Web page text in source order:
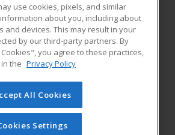
RESOURCES
Student Blog
of Cengage Learning. All rights
on this site cannot be reproduced or
you have obtained prior written
use cookies, pixels, and similar
about you, including about
and devices. This may result in your
by our third-party partners. By
you agree to these practices,
the Privacy Policy
All Cookies
Settings